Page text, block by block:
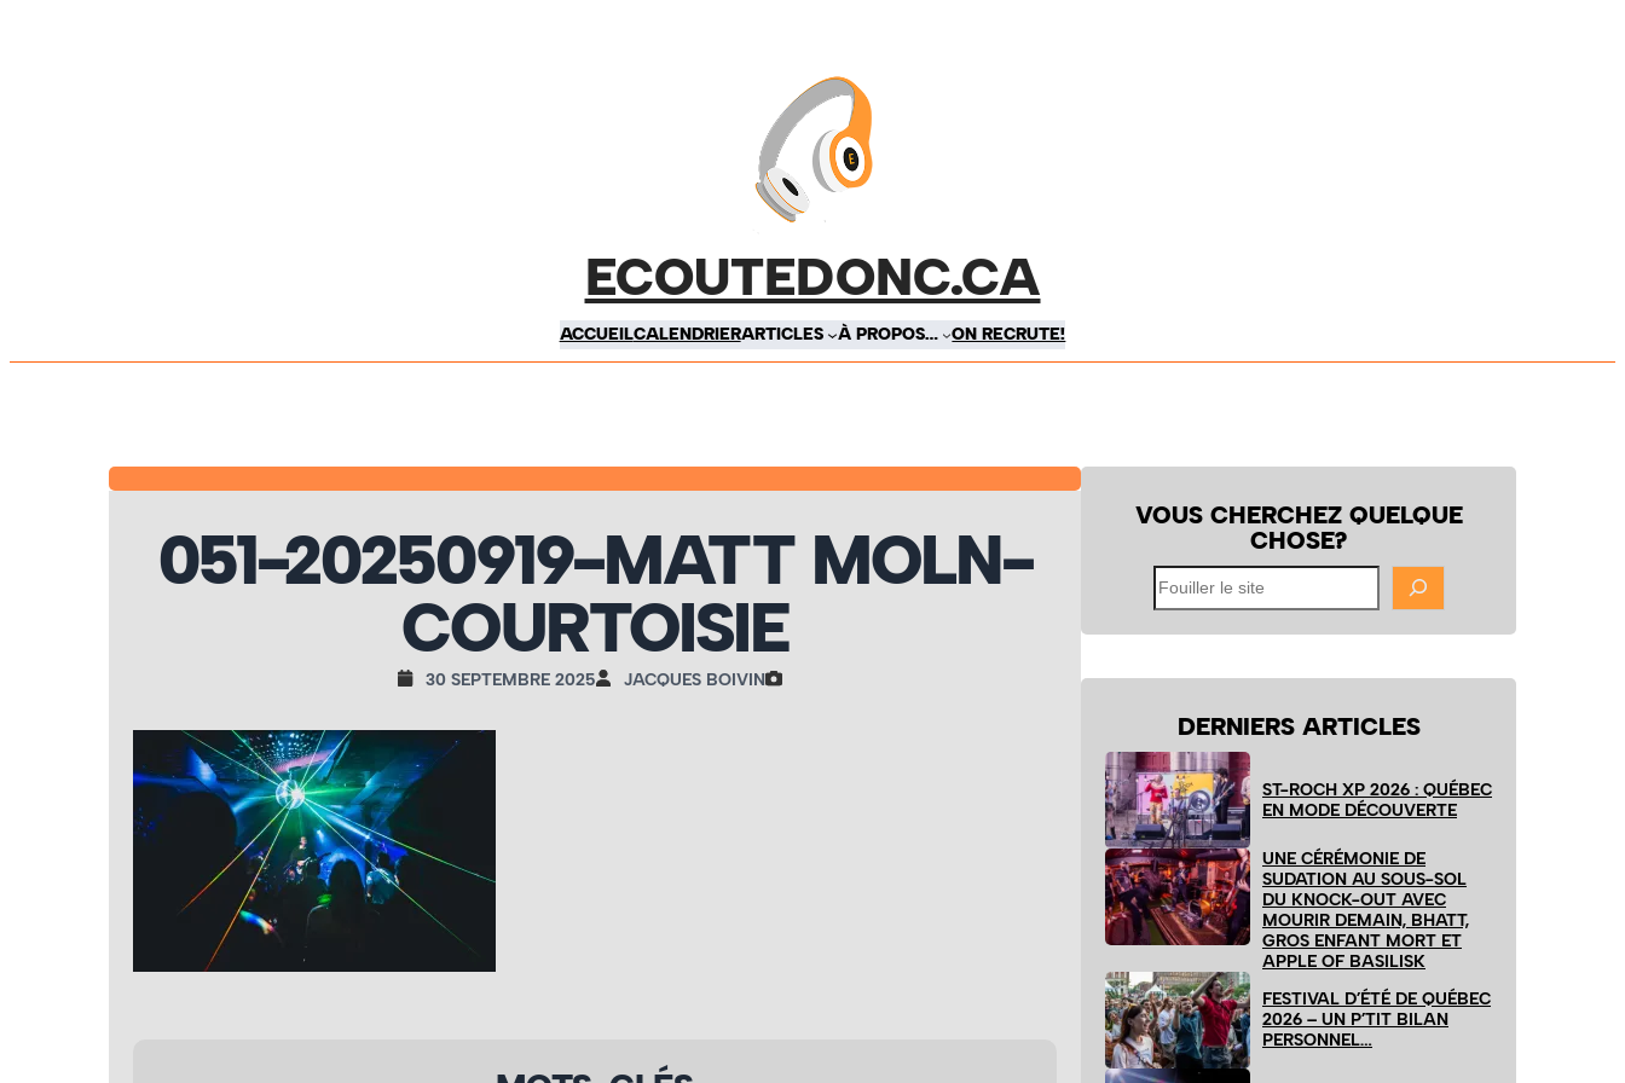
ECOUTEDONC.CA
ACCUEILCALENDRIERARTICLES À PROPOS… ON RECRUTE!
051-20250919-MATT MOLN-
COURTOISIE
30 SEPTEMBRE 2025 JACQUES BOIVIN
VOUS CHERCHEZ QUELQUE
CHOSE?
Fouiller
le
site
DERNIERS ARTICLES
ST-ROCH XP 2026 : QUÉBEC
EN MODE DÉCOUVERTE
UNE CÉRÉMONIE DE
SUDATION AU SOUS-SOL
DU KNOCK-OUT AVEC
MOURIR DEMAIN, BHATT,
GROS ENFANT MORT ET
APPLE OF BASILISK
FESTIVAL D’ÉTÉ DE QUÉBEC
2026 – UN P’TIT BILAN
PERSONNEL…